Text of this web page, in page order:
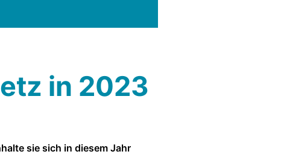
in 2023
sie sich in diesem Jahr